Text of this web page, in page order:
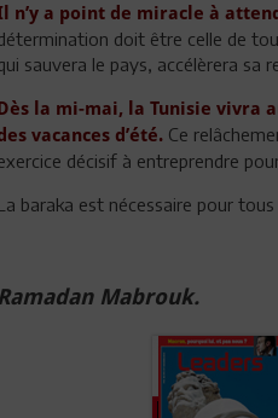
n’y a point de miracle à
doit être celle de
sauvera le pays, accélèrera sa
la mi-mai, la Tunisie vivra
vacances d’été. Ce
décisif à entreprendre
baraka est nécessaire pour
Ramadan Mabrouk.